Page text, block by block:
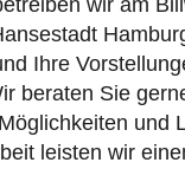
wir am
Ihre
beraten Sie
und
leisten wir